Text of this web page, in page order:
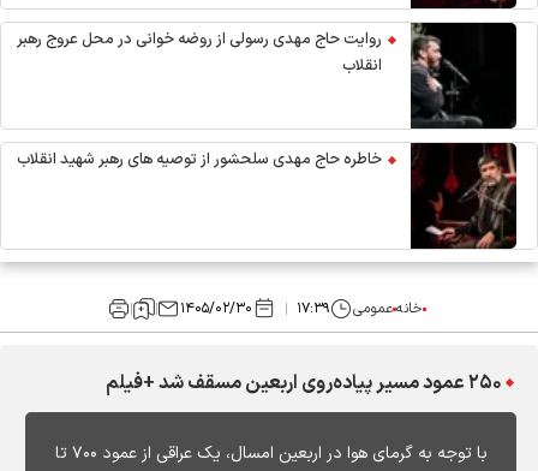
روایت حاج مهدی رسولی از روضه خوانی در محل عروج رهبر
انقلاب
خاطره حاج مهدی سلحشور از توصیه های رهبر شهید انقلاب
خانهعمومی ۱۷:۳۹ ۱۴۰۵/۰۲/۳۰
۲۵۰ عمود مسیر پیاده‌روی اربعین مسقف شد +فیلم
با توجه به گرمای هوا در اربعین امسال، یک عراقی از عمود ۷۰۰ تا